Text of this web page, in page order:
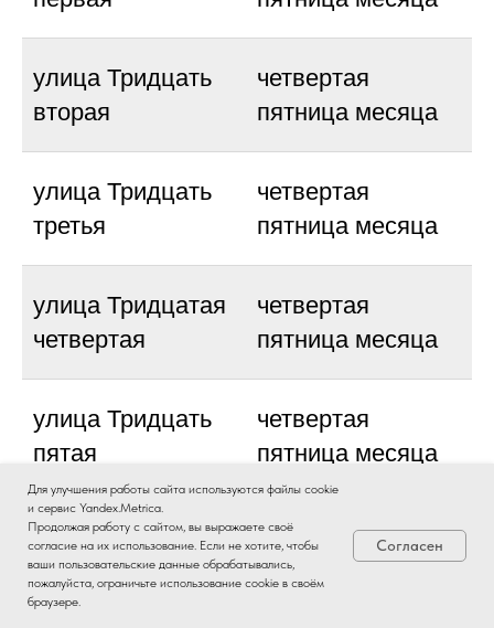
улица Тридцать
вторая
четвертая
пятница месяца
улица Тридцать
третья
четвертая
пятница месяца
улица Тридцатая
четвертая
четвертая
пятница месяца
улица Тридцать
пятая
четвертая
пятница месяца
улица Тридцать
шестая
четвертая
пятница месяца
Для улучшения работы сайта используются файлы cookie
и сервис Yandex.Metrica.
Продолжая работу с сайтом, вы выражаете своё
согласие на их использование. Если не хотите, чтобы
ваши пользовательские данные обрабатывались,
пожалуйста, ограничьте использование cookie в своём
браузере.
Согласен